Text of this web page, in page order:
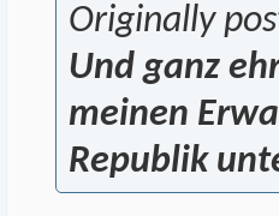
Originally
Und ganz
meinen
Republik